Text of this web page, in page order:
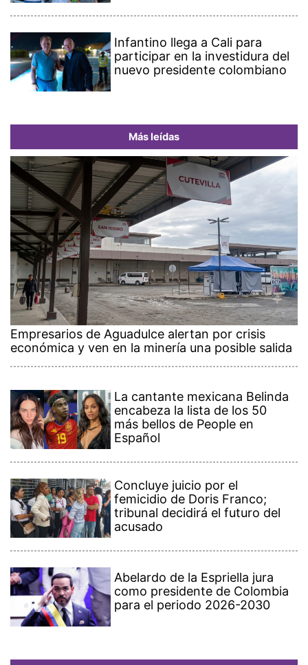
Infantino llega a Cali para
participar en la investidura del
nuevo presidente colombiano
Más leídas
Empresarios de Aguadulce alertan por crisis
económica y ven en la minería una posible salida
La cantante mexicana Belinda
encabeza la lista de los 50
más bellos de People en
Español
Concluye juicio por el
femicidio de Doris Franco;
tribunal decidirá el futuro del
acusado
Abelardo de la Espriella jura
como presidente de Colombia
para el periodo 2026-2030